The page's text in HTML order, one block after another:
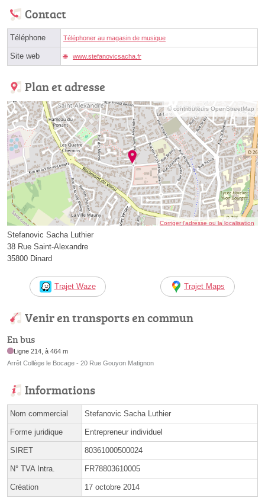
Contact
Téléphone Téléphoner au magasin de musique
Site web www.stefanovicsacha.fr
Plan et adresse
© contributeurs OpenStreetMap
Corriger l’adresse ou la localisation
Stefanovic Sacha Luthier
38 Rue Saint-Alexandre
35800 Dinard
Trajet Waze Trajet Maps
Venir en transports en commun
En bus
Ligne 214, à 464 m
Arrêt Collège le Bocage - 20 Rue Gouyon Matignon
Informations
Nom commercial Stefanovic Sacha Luthier
Forme juridique Entrepreneur individuel
SIRET 80361000500024
N° TVA Intra. FR78803610005
Création 17 octobre 2014